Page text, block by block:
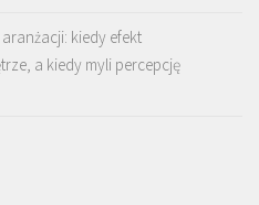
kiedy efekt
a kiedy myli percepcję